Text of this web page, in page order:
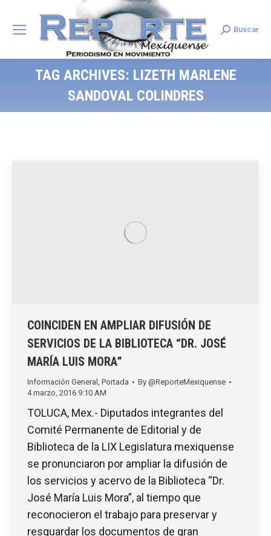
Search:
Buscar
TAG ARCHIVES: LIZETH MARLENE
SANDOVAL COLINDRES
COINCIDEN EN AMPLIAR DIFUSIÓN DE
SERVICIOS DE LA BIBLIOTECA “DR. JOSÉ
MARÍA LUIS MORA”
Información General Portada By @ReporteMexiquense
4 marzo, 2016 9:10 AM
TOLUCA, Mex.- Diputados integrantes del
Comité Permanente de Editorial y de
Biblioteca de la LIX Legislatura mexiquense
se pronunciaron por ampliar la difusión de
los servicios y acervo de la Biblioteca “Dr.
José María Luis Mora”, al tiempo que
reconocieron el trabajo para preservar y
resguardar los documentos de gran